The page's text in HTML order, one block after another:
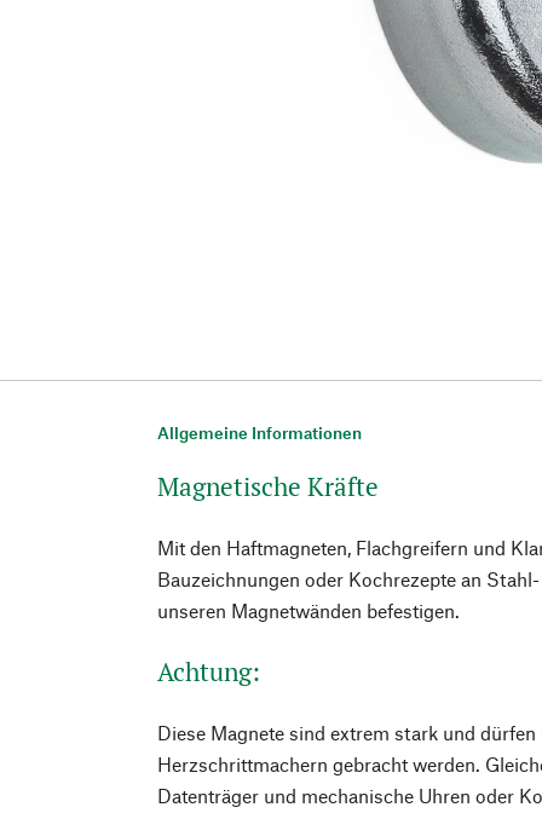
Allgemeine Informationen
Magnetische Kräfte
Mit den Haftmagneten, Flachgreifern und
Bauzeichnungen oder Kochrezepte an
unseren Magnetwänden befestigen.
Achtung:
Diese Magnete sind extrem stark und
Herzschrittmachern gebracht werden.
Datenträger und mechanische Uhren oder